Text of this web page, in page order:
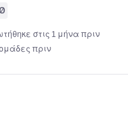
στις 1 μήνα πριν
πριν